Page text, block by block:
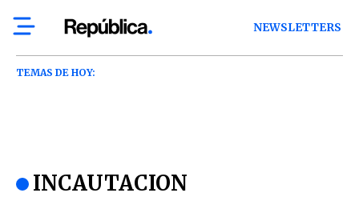
NEWSLETTERS
TEMAS DE HOY:
INCAUTACION